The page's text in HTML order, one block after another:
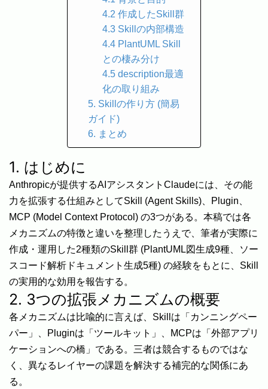
4.2 作成したSkill群
4.3 Skillの内部構造
4.4 PlantUML Skill
との棲み分け
4.5 description最適
化の取り組み
5. Skillの作り方 (簡易
ガイド)
6. まとめ
1. はじめに
Anthropicが提供するAIアシスタントClaudeには、その能
力を拡張する仕組みとしてSkill (Agent Skills)、Plugin、
MCP (Model Context Protocol) の3つがある。本稿では各
メカニズムの特徴と違いを整理したうえで、筆者が実際に
作成・運用した2種類のSkill群 (PlantUML図生成9種、ソー
スコード解析ドキュメント生成5種) の経験をもとに、Skill
の実用的な効用を報告する。
2. 3つの拡張メカニズムの概要
各メカニズムは比喩的に言えば、Skillは「カンニングペー
パー」、Pluginは「ツールキット」、MCPは「外部アプリ
ケーションへの橋」である。三者は競合するものではな
く、異なるレイヤーの課題を解決する補完的な関係にあ
る。